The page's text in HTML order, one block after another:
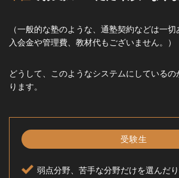
（一般的な塾のような、通塾契約などは一切
入会金や管理費、教材代もございません。）
どうして、このようなシステムにしている
ります。
受験生
弱点分野、苦手な分野だけを選んだ